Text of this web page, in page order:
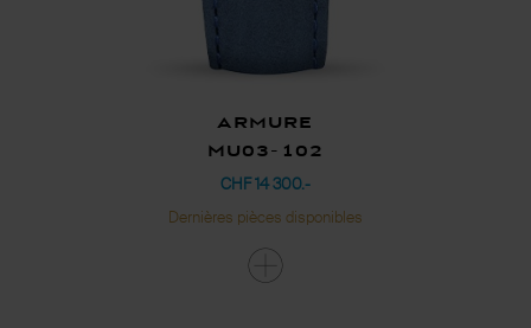
Armure
MU03-102
CHF 14 300.-
Dernières pièces disponibles